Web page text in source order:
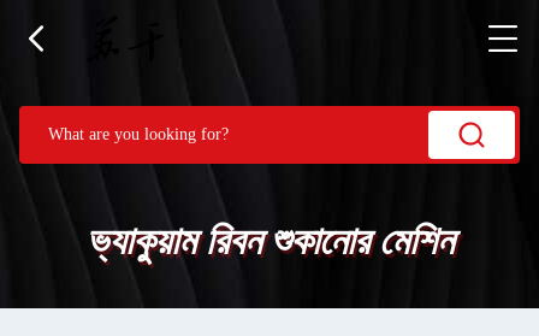
ভ্যাকুয়াম রিবন শুকানোর মেশিন